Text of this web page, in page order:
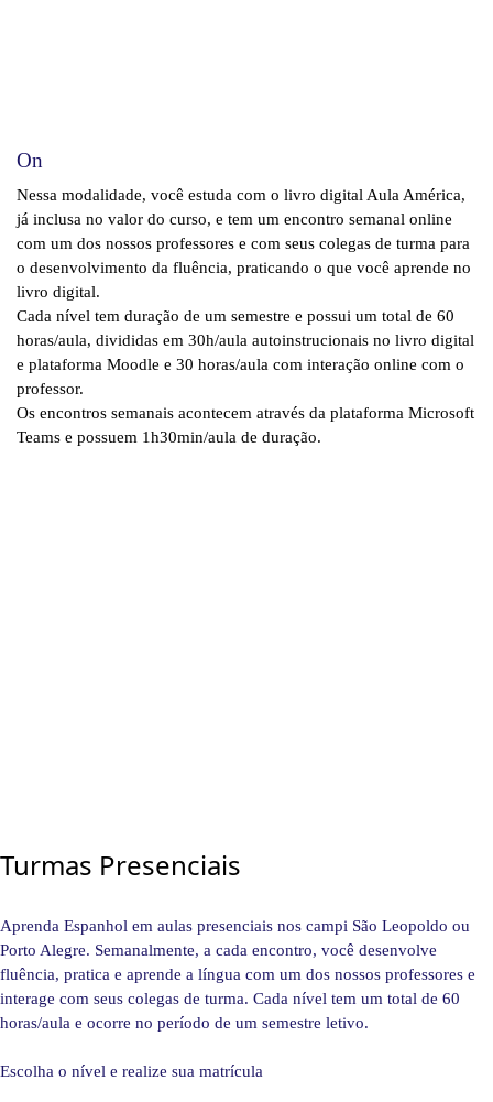
On
Nessa modalidade, você estuda com o livro digital Aula América,
já inclusa no valor do curso, e tem um encontro semanal online
com um dos nossos professores e com seus colegas de turma para
o desenvolvimento da fluência, praticando o que você aprende no
livro digital.
Cada nível tem duração de um semestre e possui um total de 60
horas/aula, divididas em 30h/aula autoinstrucionais no livro digital
e plataforma Moodle e 30 horas/aula com interação online com o
professor.
Os encontros semanais acontecem através da plataforma Microsoft
Teams e possuem 1h30min/aula de duração.
Turmas Presenciais
Aprenda Espanhol em aulas presenciais nos campi São Leopoldo ou
Porto Alegre. Semanalmente, a cada encontro, você desenvolve
fluência, pratica e aprende a língua com um dos nossos professores e
interage com seus colegas de turma. Cada nível tem um total de 60
horas/aula e ocorre no período de um semestre letivo.
Escolha o nível e realize sua matrícula